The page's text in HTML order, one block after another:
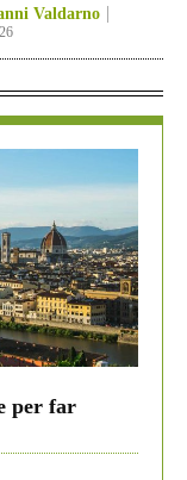
Valdarno
per far